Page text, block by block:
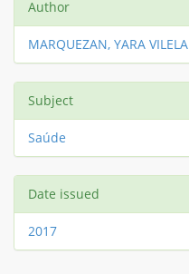
Author
MARQUEZAN, YARA VILELA
Subject
Saúde
Date issued
2017